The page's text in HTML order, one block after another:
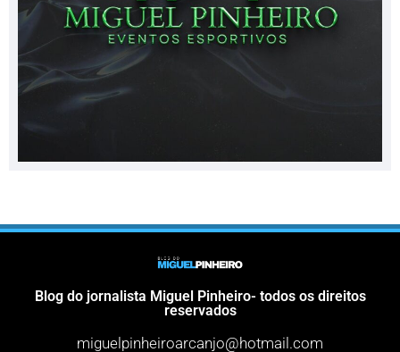
Blog do jornalista Miguel Pinheiro- todos os direitos
reservados
miguelpinheiroarcanjo@hotmail.com